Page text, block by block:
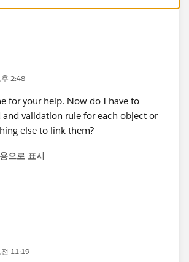
--> click on your object name
"custom fields" --> click "new".
as "text".
fields and grant permissions to
to layout.. then save it.
2:48
for your help. Now do I have to
validation rule for each object or
else to link them?
으로 표시
11:19